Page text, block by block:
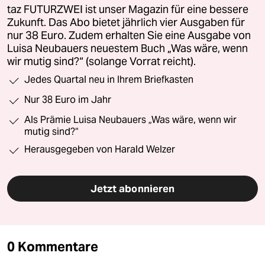
taz FUTURZWEI ist unser Magazin für eine bessere
Zukunft. Das Abo bietet jährlich vier Ausgaben für
nur 38 Euro. Zudem erhalten Sie eine Ausgabe von
Luisa Neubauers neuestem Buch „Was wäre, wenn
wir mutig sind?“ (solange Vorrat reicht).
Jedes Quartal neu in Ihrem Briefkasten
Nur 38 Euro im Jahr
Als Prämie Luisa Neubauers „Was wäre, wenn wir
mutig sind?“
Herausgegeben von Harald Welzer
Jetzt abonnieren
0 Kommentare